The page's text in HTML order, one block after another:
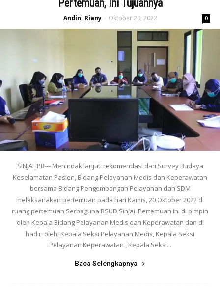
Pertemuan, Ini Tujuannya
Andini Riany - Oktober 20, 2022 0
SINJAI_PB--- Menindak lanjuti rekomendasi dari Survey Budaya
Keselamatan Pasien, Bidang Pelayanan Medis dan Keperawatan
bersama Bidang Pengembangan Pelayanan dan SDM
melaksanakan pertemuan pada hari Kamis, 20 Oktober 2022 di
ruang pertemuan Serbaguna RSUD Sinjai. Pertemuan ini di pimpin
oleh Kepala Bidang Pelayanan Medis dan Keperawatan dan di
hadiri oleh, Kepala Seksi Pelayanan Medis, Kepala Seksi
Pelayanan Keperawatan , Kepala Seksi...
Baca Selengkapnya